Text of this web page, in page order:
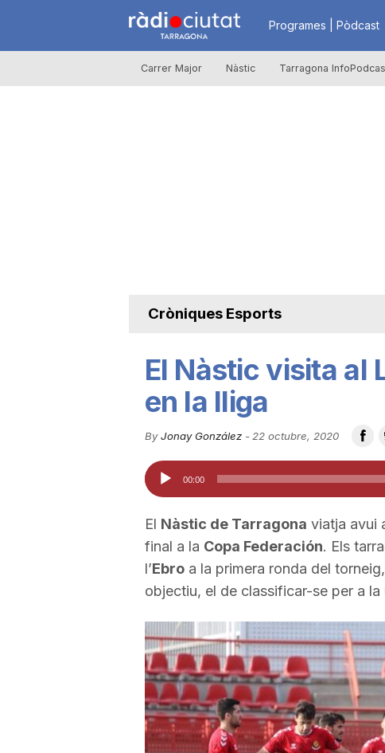
R
à
u
t
a
d
e
T
a
Programes | Pòdcast
Carrer Major Nàstic Tarragona
Cròniques Esports
El Nàstic visita al
en la lliga
By Jonay González- 22 octubre, 2020
Reproductor
d'àudio
00:00
El Nàstic de Tarragona viatja avui
final a la Copa Federación. Els
l’Ebroa la primera ronda del
objectiu, el de classificar-se per a